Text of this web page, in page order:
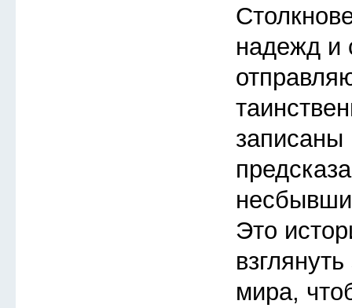
надежд и
записаны
Это
мира,